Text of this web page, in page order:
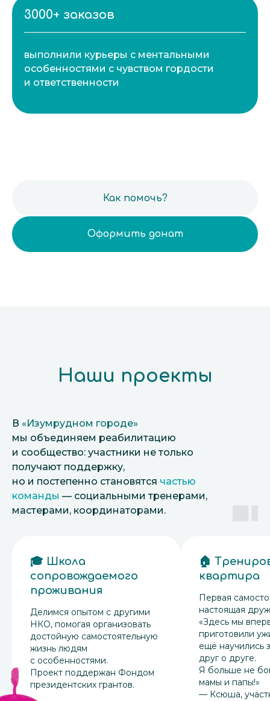
3000+ заказов
выполнили курьеры с ментальными
особенностями с чувством гордости
и ответственности
Как помочь?
Оформить донат
Наши проекты
В «Изумрудном городе»
мы объединяем реабилитацию
и сообщество: участники не только
получают поддержку,
но и постепенно становятся частью
команды — социальными тренерами,
мастерами, координаторами.
🎓 Школа
сопровождаемого
проживания
Делимся опытом с другими
НКО, помогая организовать
достойную самостоятельную
жизнь людям
с особенностями.
Проект поддержан Фондом
президентских грантов.
🏠
квартира
Первая
настоящая
«Здесь мы
приготовили
ещё научились
друг о друге.
Я больше не
мамы и папы!»
— Ксюша,